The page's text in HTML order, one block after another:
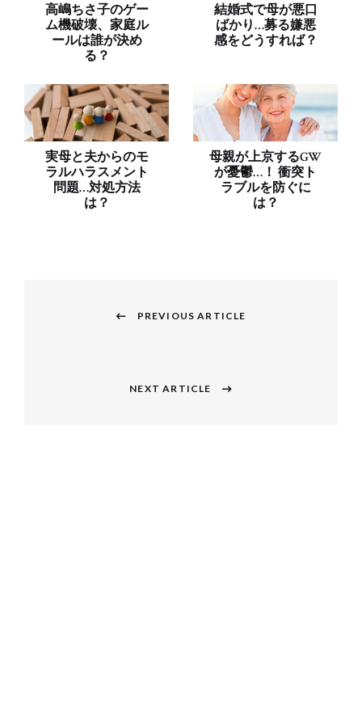
高嶋ちさ子のゲー
ム機破壊、家庭ル
ールは誰が決め
る？
結婚式で母が悪口
ばかり…募る嫌悪
感をどうすれば？
実母と夫からのモ
ラルハラスメント
問題…対処方法
は？
母親が上京するGW
が憂鬱…！ 衝突ト
ラブルを防ぐに
は？
PREVIOUS ARTICLE
NEXT ARTICLE